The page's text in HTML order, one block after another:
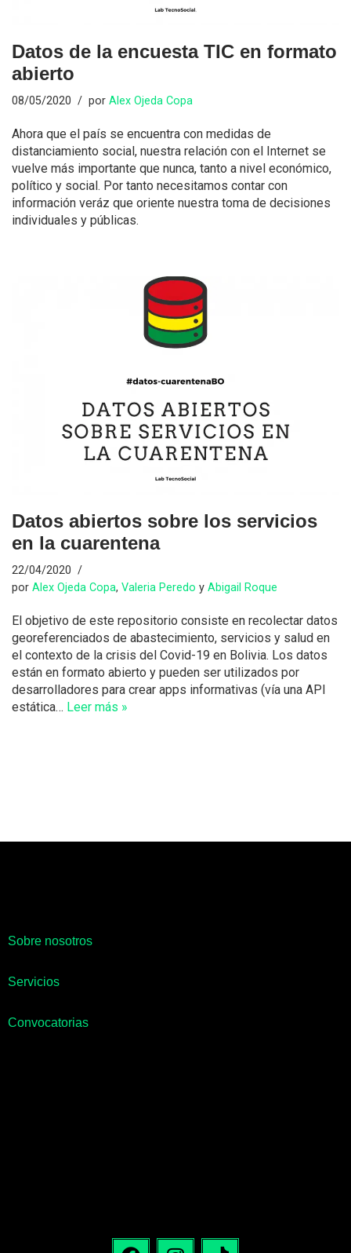
Datos de la encuesta TIC en formato
abierto
08/05/2020 por Alex Ojeda Copa
Ahora que el país se encuentra con medidas de
distanciamiento social, nuestra relación con el Internet se
vuelve más importante que nunca, tanto a nivel económico,
político y social. Por tanto necesitamos contar con
información veráz que oriente nuestra toma de decisiones
individuales y públicas.
Datos abiertos sobre los servicios
en la cuarentena
22/04/2020
por Alex Ojeda Copa, Valeria Peredo y Abigail Roque
El objetivo de este repositorio consiste en recolectar datos
georeferenciados de abastecimiento, servicios y salud en
el contexto de la crisis del Covid-19 en Bolivia. Los datos
están en formato abierto y pueden ser utilizados por
desarrolladores para crear apps informativas (vía una API
estática… Leer más »
Sobre nosotros
Servicios
Convocatorias